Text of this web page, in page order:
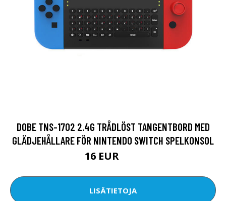
DOBE TNS-1702 2.4G TRÅDLÖST TANGENTBORD MED
GLÄDJEHÅLLARE FÖR NINTENDO SWITCH SPELKONSOL
16 EUR
LISÄTIETOJA